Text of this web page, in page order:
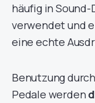
häufig in
verwendet und
eine echte
Benutzung
Pedale werden